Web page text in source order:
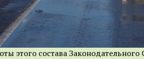
этого состава Законодательного